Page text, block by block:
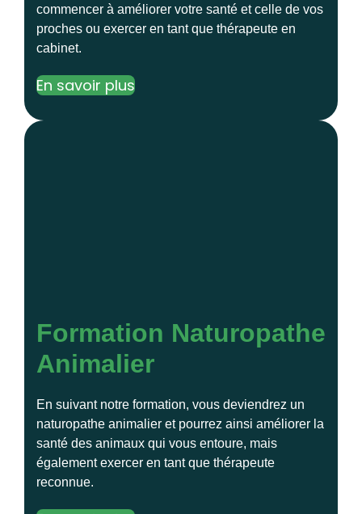
commencer à améliorer votre santé et celle de vos
proches ou exercer en tant que thérapeute en
cabinet.
En savoir plus
Formation Naturopathe
Animalier
En suivant notre formation, vous deviendrez un
naturopathe animalier et pourrez ainsi améliorer la
santé des animaux qui vous entoure, mais
également exercer en tant que thérapeute
reconnue.